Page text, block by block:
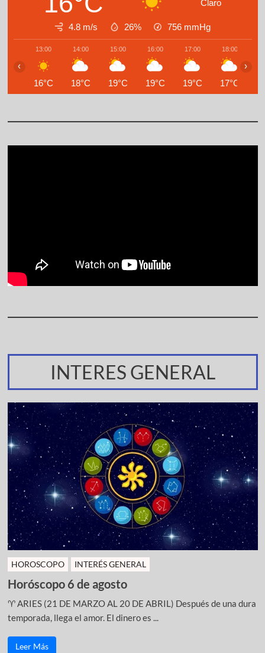
Claro
4.8 m/s 26% 756 mmHg
13:00
16°C
14:00
18°C
15:00
19°C
16:00
19°C
17:00
19°C
18:00
17°C
‹ ›
INTERES GENERAL
HOROSCOPO INTERÉS GENERAL
Horóscopo 6 de agosto
♈ ARIES (21 DE MARZO AL 20 DE ABRIL) Después de una dura
temporada, llega el amor. El dinero es ...
Leer Más